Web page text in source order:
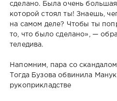
сделано. Была очень большая
которой стоял ты! Знаешь,
на самом деле? Чтобы ты
то, что было сделано», —
теледива.
Напомним, пара со скандалом
Тогда Бузова обвинила
рукоприкладстве